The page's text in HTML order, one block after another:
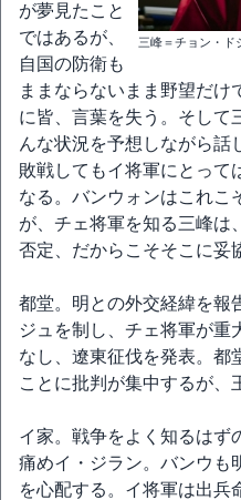
三峰＝チョン・ド
が夢見たこと
ではあるが、
自国の防衛も
ままならないまま野望だけ
に皆、言葉を失う。そして
んな状況を予想しながら話
敗戦してもイ将軍にとって
なる。バンウォンはこれこ
が、チェ将軍を知る三峰は
否定、だからこそそこに妥
都堂。明との外交経緯を報
ジュを制し、チェ将軍が重
なし、遼東征伐を発表。都
ことに批判が集中するが、
イ家。戦争をよく知るはず
痛めイ・ジラン。バンウも
を心配する。イ将軍は出兵